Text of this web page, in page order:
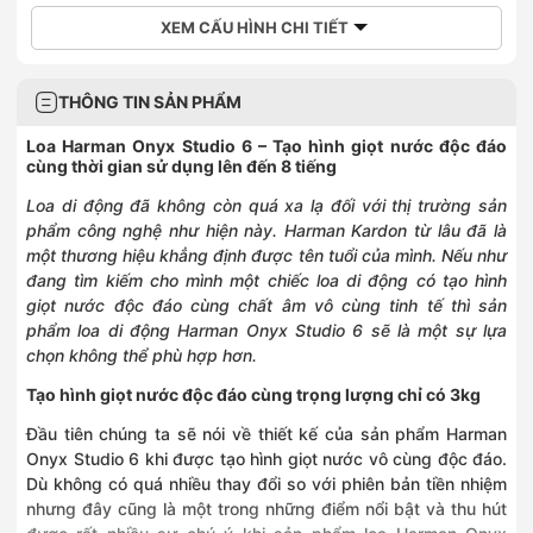
XEM CẤU HÌNH CHI TIẾT
THÔNG TIN SẢN PHẨM
Loa Harman Onyx Studio 6 – Tạo hình giọt nước độc đáo
cùng thời gian sử dụng lên đến 8 tiếng
Loa di động đã không còn quá xa lạ đối với thị trường sản
phẩm công nghệ như hiện này. Harman Kardon từ lâu đã là
một thương hiệu khẳng định được tên tuổi của mình. Nếu như
đang tìm kiếm cho mình một chiếc loa di động có tạo hình
giọt nước độc đáo cùng chất âm vô cùng tinh tế thì sản
phẩm loa di động Harman Onyx Studio 6 sẽ là một sự lựa
chọn không thể phù hợp hơn.
Tạo hình giọt nước độc đáo cùng trọng lượng chỉ có 3kg
Đầu tiên chúng ta sẽ nói về thiết kế của sản phẩm Harman
Onyx Studio 6 khi được tạo hình giọt nước vô cùng độc đáo.
Dù không có quá nhiều thay đổi so với phiên bản tiền nhiệm
nhưng đây cũng là một trong những điểm nổi bật và thu hút